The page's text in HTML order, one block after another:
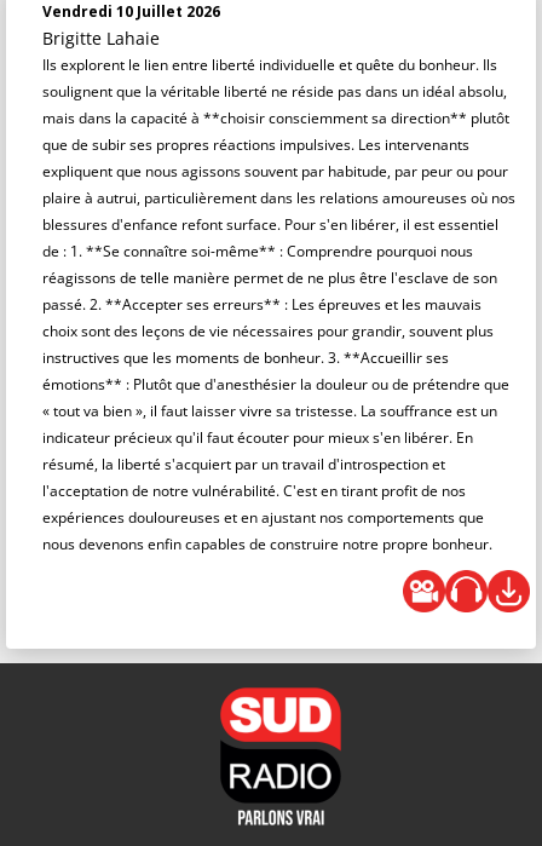
Vendredi 10 Juillet 2026
Brigitte Lahaie
Ils explorent le lien entre liberté individuelle et quête du bonheur. Ils
soulignent que la véritable liberté ne réside pas dans un idéal absolu,
mais dans la capacité à **choisir consciemment sa direction** plutôt
que de subir ses propres réactions impulsives. Les intervenants
expliquent que nous agissons souvent par habitude, par peur ou pour
plaire à autrui, particulièrement dans les relations amoureuses où nos
blessures d'enfance refont surface. Pour s'en libérer, il est essentiel
de : 1. **Se connaître soi-même** : Comprendre pourquoi nous
réagissons de telle manière permet de ne plus être l'esclave de son
passé. 2. **Accepter ses erreurs** : Les épreuves et les mauvais
choix sont des leçons de vie nécessaires pour grandir, souvent plus
instructives que les moments de bonheur. 3. **Accueillir ses
émotions** : Plutôt que d'anesthésier la douleur ou de prétendre que
« tout va bien », il faut laisser vivre sa tristesse. La souffrance est un
indicateur précieux qu'il faut écouter pour mieux s'en libérer. En
résumé, la liberté s'acquiert par un travail d'introspection et
l'acceptation de notre vulnérabilité. C'est en tirant profit de nos
expériences douloureuses et en ajustant nos comportements que
nous devenons enfin capables de construire notre propre bonheur.